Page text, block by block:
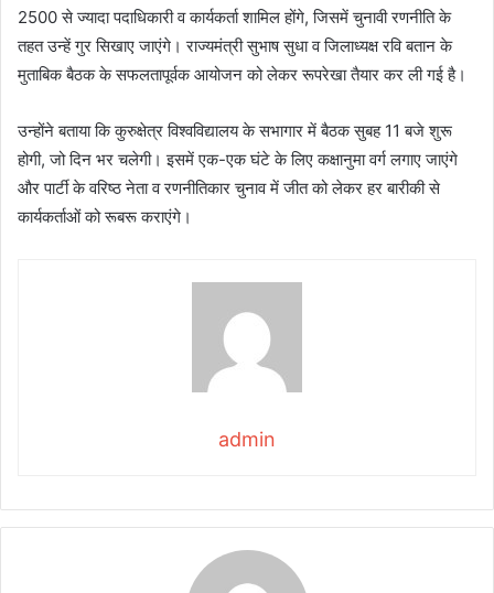
2500 से ज्यादा पदाधिकारी व कार्यकर्ता शामिल होंगे, जिसमें चुनावी रणनीति के
तहत उन्हें गुर सिखाए जाएंगे। राज्यमंत्री सुभाष सुधा व जिलाध्यक्ष रवि बतान के
मुताबिक बैठक के सफलतापूर्वक आयोजन को लेकर रूपरेखा तैयार कर ली गई है।
उन्होंने बताया कि कुरुक्षेत्र विश्वविद्यालय के सभागार में बैठक सुबह 11 बजे शुरू
होगी, जो दिन भर चलेगी। इसमें एक-एक घंटे के लिए कक्षानुमा वर्ग लगाए जाएंगे
और पार्टी के वरिष्ठ नेता व रणनीतिकार चुनाव में जीत को लेकर हर बारीकी से
कार्यकर्ताओं को रूबरू कराएंगे।
admin